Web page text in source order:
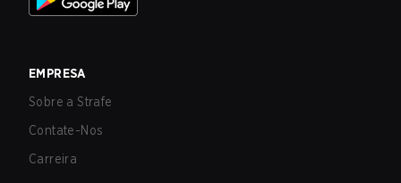
EMPRESA
Sobre a Strafe
Contate-Nos
Carreira